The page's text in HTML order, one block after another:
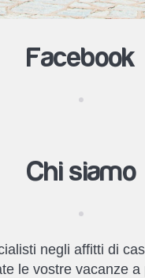
Facebook
Chi siamo
negli affitti di
le vostre vacanze a